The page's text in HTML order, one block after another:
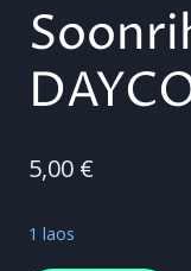
5,00 €
1 laos